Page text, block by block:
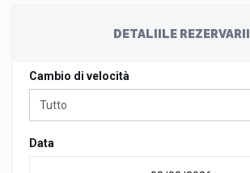
DETALIILE REZERVARII
Сambio di velocità
Tutto
Data